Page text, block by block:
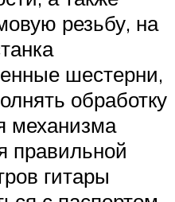
резьбу, на
шестерни,
обработку
механизма
правильной
гитары